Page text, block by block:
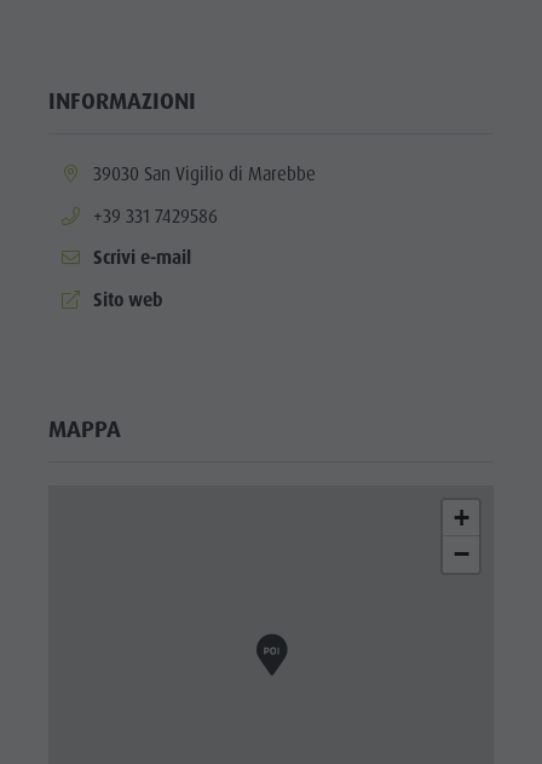
INFORMAZIONI
aria.location:
39030 San Vigilio di Marebbe
aria.phone:
+39 331 7429586
Scrivi e-mail
aria.website:
Sito web
MAPPA
+
−